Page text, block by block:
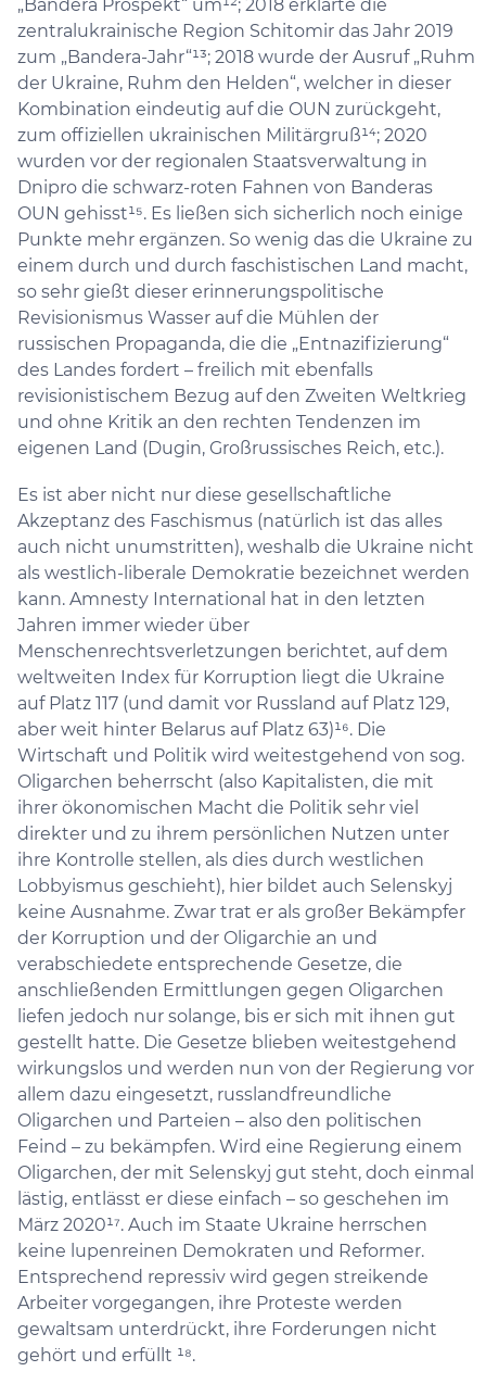
„Bandera Prospekt“ um¹²; 2018 erklärte die
zentralukrainische Region Schitomir das Jahr 2019
zum „Bandera-Jahr“¹³; 2018 wurde der Ausruf „Ruhm
der Ukraine, Ruhm den Helden“, welcher in dieser
Kombination eindeutig auf die OUN zurückgeht,
zum offiziellen ukrainischen Militärgruß¹⁴; 2020
wurden vor der regionalen Staatsverwaltung in
Dnipro die schwarz-roten Fahnen von Banderas
OUN gehisst¹⁵. Es ließen sich sicherlich noch einige
Punkte mehr ergänzen. So wenig das die Ukraine zu
einem durch und durch faschistischen Land macht,
so sehr gießt dieser erinnerungspolitische
Revisionismus Wasser auf die Mühlen der
russischen Propaganda, die die „Entnazifizierung“
des Landes fordert – freilich mit ebenfalls
revisionistischem Bezug auf den Zweiten Weltkrieg
und ohne Kritik an den rechten Tendenzen im
eigenen Land (Dugin, Großrussisches Reich, etc.).
Es ist aber nicht nur diese gesellschaftliche
Akzeptanz des Faschismus (natürlich ist das alles
auch nicht unumstritten), weshalb die Ukraine nicht
als westlich-liberale Demokratie bezeichnet werden
kann. Amnesty International hat in den letzten
Jahren immer wieder über
Menschenrechtsverletzungen berichtet, auf dem
weltweiten Index für Korruption liegt die Ukraine
auf Platz 117 (und damit vor Russland auf Platz 129,
aber weit hinter Belarus auf Platz 63)¹⁶. Die
Wirtschaft und Politik wird weitestgehend von sog.
Oligarchen beherrscht (also Kapitalisten, die mit
ihrer ökonomischen Macht die Politik sehr viel
direkter und zu ihrem persönlichen Nutzen unter
ihre Kontrolle stellen, als dies durch westlichen
Lobbyismus geschieht), hier bildet auch Selenskyj
keine Ausnahme. Zwar trat er als großer Bekämpfer
der Korruption und der Oligarchie an und
verabschiedete entsprechende Gesetze, die
anschließenden Ermittlungen gegen Oligarchen
liefen jedoch nur solange, bis er sich mit ihnen gut
gestellt hatte. Die Gesetze blieben weitestgehend
wirkungslos und werden nun von der Regierung vor
allem dazu eingesetzt, russlandfreundliche
Oligarchen und Parteien – also den politischen
Feind – zu bekämpfen. Wird eine Regierung einem
Oligarchen, der mit Selenskyj gut steht, doch einmal
lästig, entlässt er diese einfach – so geschehen im
März 2020¹⁷. Auch im Staate Ukraine herrschen
keine lupenreinen Demokraten und Reformer.
Entsprechend repressiv wird gegen streikende
Arbeiter vorgegangen, ihre Proteste werden
gewaltsam unterdrückt, ihre Forderungen nicht
gehört und erfüllt ¹⁸.